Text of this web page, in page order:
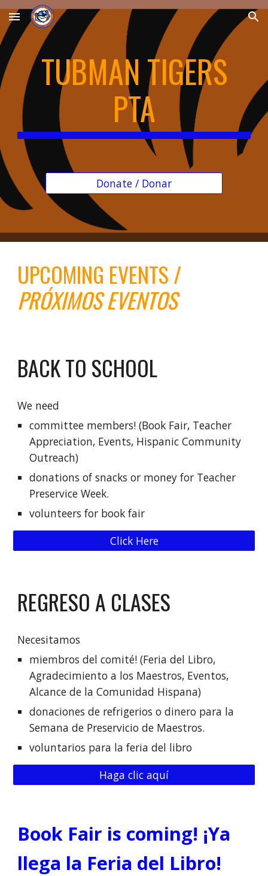
Skip to main content Skip to navigation
TUBMAN TIGERS
PTA
Donate / Donar
UPCOMING EVENTS /
PRÓXIMOS EVENTOS
BACK TO SCHOOL
We need
committee members! (Book Fair, Teacher
Appreciation, Events, Hispanic Community
Outreach)
donations of snacks or money for Teacher
Preservice Week.
volunteers for book fair
Click Here
REGRESO A CLASES
Necesitamos
miembros del comité! (Feria del Libro,
Agradecimiento a los Maestros, Eventos,
Alcance de la Comunidad Hispana)
donaciones de refrigerios o dinero para la
Semana de Preservicio de Maestros.
voluntarios para la feria del libro
Haga clic aquí
Book Fair is coming! ¡Ya
llega la Feria del Libro!